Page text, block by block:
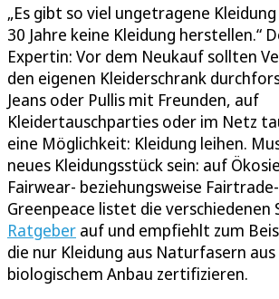
„Es gibt so viel ungetragene
30 Jahre keine Kleidung herstellen.“
Expertin: Vor dem Neukauf sollten
den eigenen Kleiderschrank
Jeans oder Pullis mit Freunden, auf
Kleidertauschparties oder im Netz
eine Möglichkeit: Kleidung leihen.
neues Kleidungsstück sein: auf
Fairwear- beziehungsweise
Greenpeace listet die verschiedenen
Ratgeber auf und empfiehlt zum
die nur Kleidung aus Naturfasern
biologischem Anbau zertifizieren.